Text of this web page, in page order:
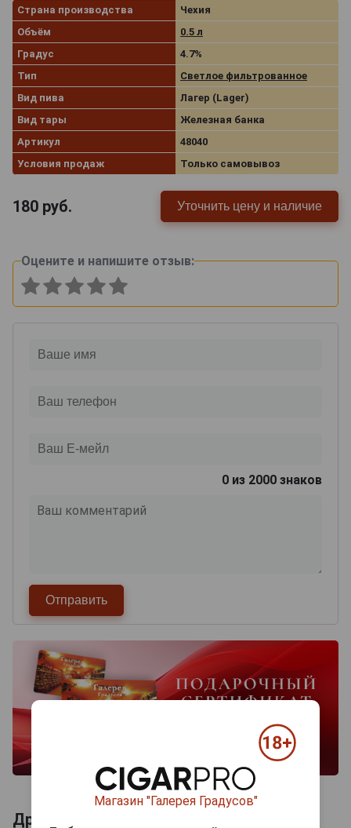
Страна производства
Чехия
Объём
0.5 л
Градус
4.7%
Тип
Светлое фильтрованное
Вид пива
Лагер (Lager)
Вид тары
Железная банка
Артикул
48040
Условия продаж
Только самовывоз
180 руб. Уточнить цену и наличие
Оцените и напишите отзыв:
0 из 2000 знаков
Другие продукты бренда POSTRIZINSKE
Магазин "Галерея Градусов"